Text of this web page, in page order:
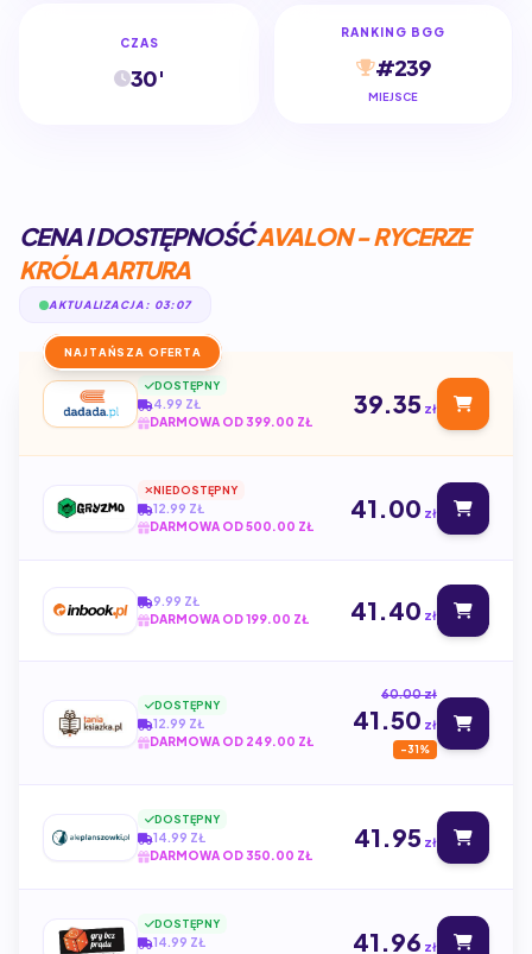
CZAS
30'
RANKING BGG
#239
MIEJSCE
CENA I DOSTĘPNOŚĆAVALON - RYCERZE
KRÓLA ARTURA
AKTUALIZACJA: 03:07
NAJTAŃSZA OFERTA
DOSTĘPNY
4.99 ZŁ
DARMOWA OD 399.00 ZŁ
39.35 zł
NIEDOSTĘPNY
12.99 ZŁ
DARMOWA OD 500.00 ZŁ
41.00 zł
9.99 ZŁ
DARMOWA OD 199.00 ZŁ
41.40 zł
DOSTĘPNY
12.99 ZŁ
DARMOWA OD 249.00 ZŁ
60.00 zł
41.50 zł
-31%
DOSTĘPNY
14.99 ZŁ
DARMOWA OD 350.00 ZŁ
41.95 zł
DOSTĘPNY
14.99 ZŁ
41.96 zł